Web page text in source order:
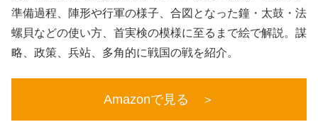
準備過程、陣形や行軍の様子、合図となった鐘・太鼓・法
螺貝などの使い方、首実検の模様に至るまで絵で解説。謀
略、政策、兵站、多角的に戦国の戦を紹介。
Amazonで見る ＞